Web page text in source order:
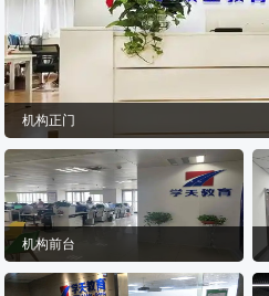
机构正门
机构前台